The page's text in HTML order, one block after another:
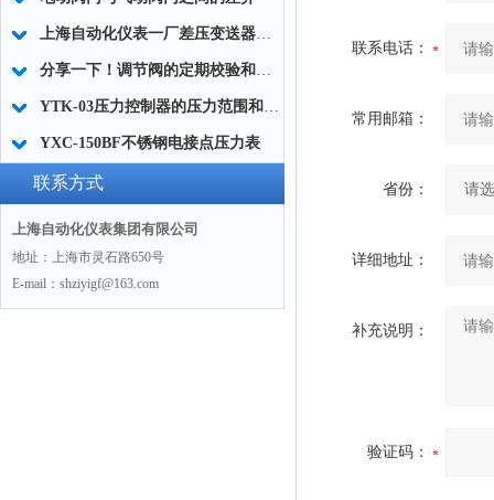
上海自动化仪表一厂差压变送器在蒸汽锅炉中显示异常的故障现象
分享一下！调节阀的定期校验和维修
YTK-03压力控制器的压力范围和外形尺寸
YXC-150BF不锈钢电接点压力表
联系方式
上海自动化仪表集团有限公司
地址：上海市灵石路650号
E-mail：shziyigf@163.com
联系电话：
常用邮箱：
省份：
详细地址：
补充说明：
验证码：